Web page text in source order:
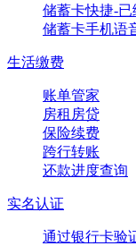
储蓄卡快捷-
储蓄卡手机语
生活缴费
账单管家
房租房贷
保险续费
跨行转账
还款进度查询
实名认证
通过银行卡验